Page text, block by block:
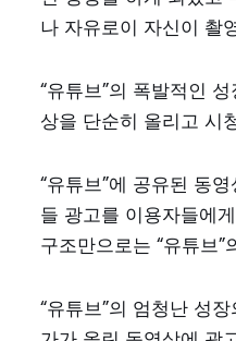
나 자유로이 자신이 촬
“유튜브”의 폭발적인
상을 단순히 올리고 시
“유튜브”에 공유된 동
들 광고를 이용자들에
구조만으로는 “유튜브
“유튜브”의 엄청난 성